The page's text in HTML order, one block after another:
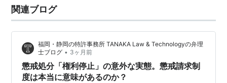
関連ブログ
福岡・静岡の特許事務所 TANAKA Law & Technologyの弁理
士ブログ • 3ヶ月前
懲戒処分「権利停止」の意外な実態。懲戒請求制
度は本当に意味があるのか？